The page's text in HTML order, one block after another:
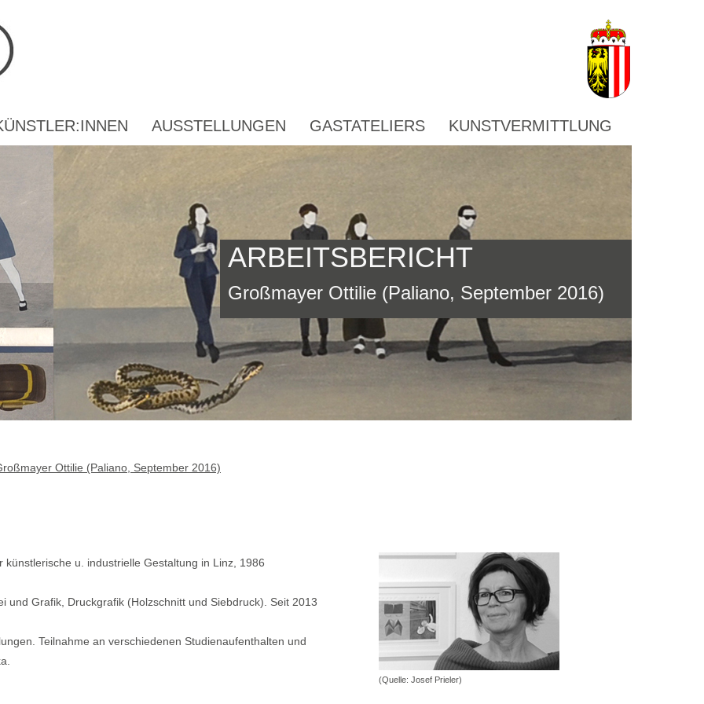
AUSSTELLUNGEN GASTATELIERS KUNSTVERMITTLUNG
ARBEITSBERICHT
Großmayer Ottilie (Paliano, September 2016)
Ottilie (Paliano, September 2016)
u. industrielle Gestaltung in Linz, 1986
und Grafik, Druckgrafik (Holzschnitt und Siebdruck). Seit 2013
Teilnahme an verschiedenen Studienaufenthalten und
(Quelle: Josef Prieler)